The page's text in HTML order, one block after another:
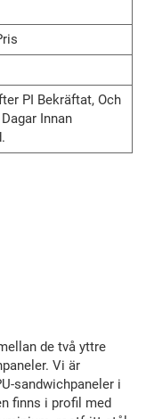
PI Bekräftat, Och
Innan
de två yttre
Vi är
sandwichpaneler i
finns i profil med